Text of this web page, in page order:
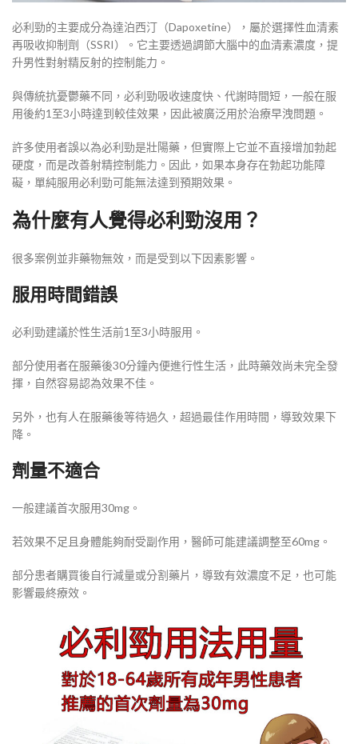
必利勁的主要成分為達泊西汀（Dapoxetine），屬於選擇性血清素
再吸收抑制劑（SSRI）。它主要透過調節大腦中的血清素濃度，提
升男性對射精反射的控制能力。
與傳統抗憂鬱藥不同，必利勁吸收速度快、代謝時間短，一般在服
用後約1至3小時達到較佳效果，因此被廣泛用於治療早洩問題。
許多使用者誤以為必利勁是壯陽藥，但實際上它並不直接增加勃起
硬度，而是改善射精控制能力。因此，如果本身存在勃起功能障
礙，單純服用必利勁可能無法達到預期效果。
為什麼有人覺得必利勁沒用？
很多案例並非藥物無效，而是受到以下因素影響。
服用時間錯誤
必利勁建議於性生活前1至3小時服用。
部分使用者在服藥後30分鐘內便進行性生活，此時藥效尚未完全發
揮，自然容易認為效果不佳。
另外，也有人在服藥後等待過久，超過最佳作用時間，導致效果下
降。
劑量不適合
一般建議首次服用30mg。
若效果不足且身體能夠耐受副作用，醫師可能建議調整至60mg。
部分患者購買後自行減量或分割藥片，導致有效濃度不足，也可能
影響最終療效。